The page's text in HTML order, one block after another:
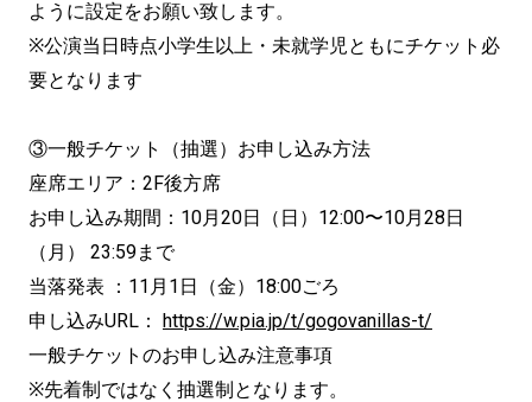
ように設定をお願い致します。
※公演当日時点小学生以上・未就学児ともにチケット必
要となります
③一般チケット（抽選）お申し込み方法
座席エリア：2F後方席
お申し込み期間：10月20日（日）12:00〜10月28日
（月） 23:59まで
当落発表 ：11月1日（金）18:00ごろ
申し込みURL： https://w.pia.jp/t/gogovanillas-t/
一般チケットのお申し込み注意事項
※先着制ではなく抽選制となります。